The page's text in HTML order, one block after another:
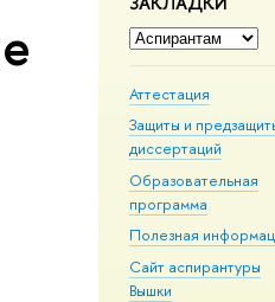
Аттестация
Защиты и
диссертаций
Образовательная
программа
Полезная
Сайт аспирантуры
Вышки